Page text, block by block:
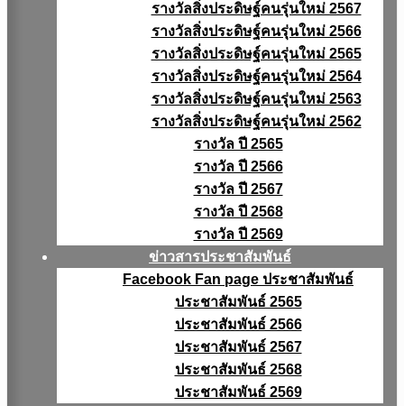
รางวัลสิ่งประดิษฐ์คนรุ่นใหม่ 2567
รางวัลสิ่งประดิษฐ์คนรุ่นใหม่ 2566
รางวัลสิ่งประดิษฐ์คนรุ่นใหม่ 2565
รางวัลสิ่งประดิษฐ์คนรุ่นใหม่ 2564
รางวัลสิ่งประดิษฐ์คนรุ่นใหม่ 2563
รางวัลสิ่งประดิษฐ์คนรุ่นใหม่ 2562
รางวัล ปี 2565
รางวัล ปี 2566
รางวัล ปี 2567
รางวัล ปี 2568
รางวัล ปี 2569
ข่าวสารประชาสัมพันธ์
Facebook Fan page ประชาสัมพันธ์
ประชาสัมพันธ์ 2565
ประชาสัมพันธ์ 2566
ประชาสัมพันธ์ 2567
ประชาสัมพันธ์ 2568
ประชาสัมพันธ์ 2569